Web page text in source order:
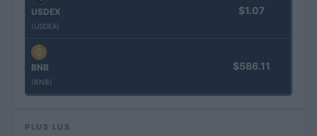
USDEX
(USDEX)
$1.07
BNB
(BNB)
$586.11
PLUS LUS